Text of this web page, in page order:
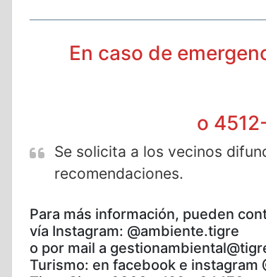
En caso de
o
Se solicita a los vecinos
recomendaciones.
Para más información, pueden
vía Instagram: @ambiente.tigre
o por mail a
Turismo: en facebook e instagram